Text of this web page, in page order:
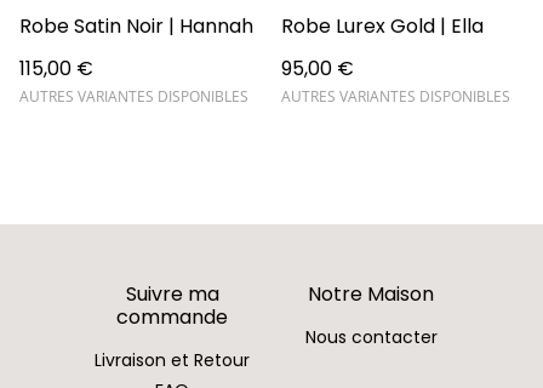
Robe Satin Noir | Hannah
115,00 €
AUTRES VARIANTES DISPONIBLES
Robe Lurex Gold | Ella
95,00 €
AUTRES VARIANTES DISPONIBLES
Suivre ma
commande
Livraison et Retour
Notre Maison
Nous contacter